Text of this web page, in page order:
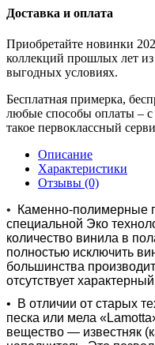
Доставка и оплата
Приобретайте новинки
коллекций прошлых лет
выгодных условиях.
Бесплатная примерка,
любые способы оплаты –
такое первоклассный
Описание
Характеристики
Отзывы (0)
•
Каменно-полимерные
специальной Эко
количество винила в
полностью исключить
большинства
отсутствует
•
В отличии от старых
песка или мела
вещество — известняк